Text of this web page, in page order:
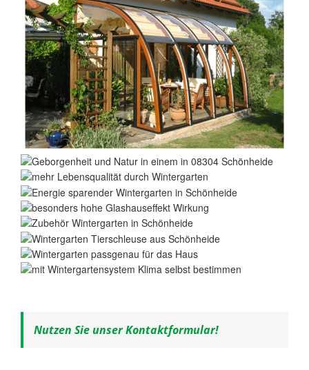
Nutzen Sie unser Kontaktformular!